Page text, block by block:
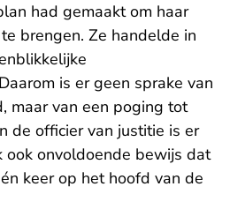
had gemaakt om haar
brengen. Ze handelde in
is er geen sprake van
maar van een poging tot
de officier van justitie is er
ook onvoldoende bewijs dat
keer op het hoofd van de